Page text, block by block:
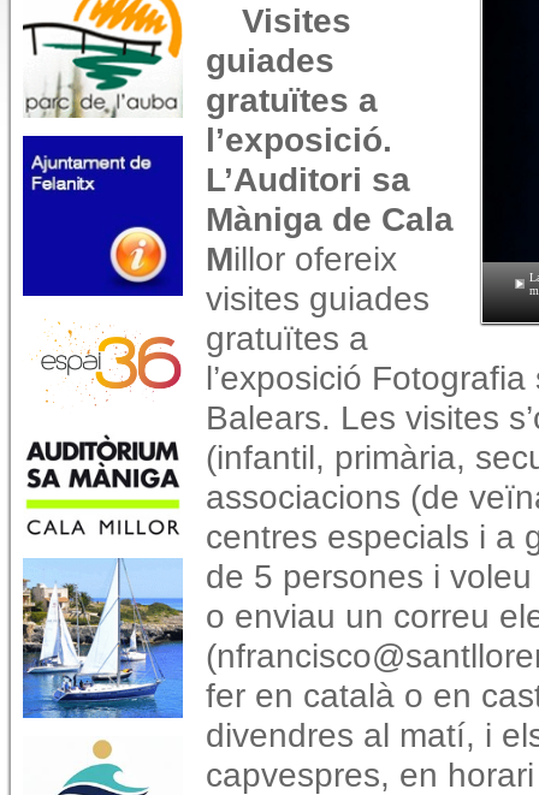
Visites
guiades
gratuïtes a
l’exposició.
L’Auditori sa
Màniga de Cala
Millor ofereix
visites guiades
gratuïtes a
l’exposició
Balears. Les visites
(infantil, primària,
associacions (de
centres especials i a
de 5 persones i
o enviau un correu
fer en català o en
divendres al matí, i
capvespres, en